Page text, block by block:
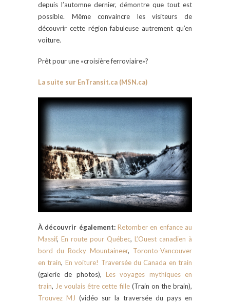
depuis l’automne dernier, démontre que tout est
possible. Même convaincre les visiteurs de
découvrir cette région fabuleuse autrement qu’en
voiture.
Prêt pour une «croisière ferroviaire»?
La suite sur EnTransit.ca (MSN.ca)
À découvrir également: Retomber en enfance au
Massif, En route pour Québec, L’Ouest canadien à
bord du Rocky Mountaineer, Toronto-Vancouver
en train, En voiture! Traversée du Canada en train
(galerie de photos), Les voyages mythiques en
train, Je voulais être cette fille(Train on the brain),
Trouvez MJ (vidéo sur la traversée du pays en